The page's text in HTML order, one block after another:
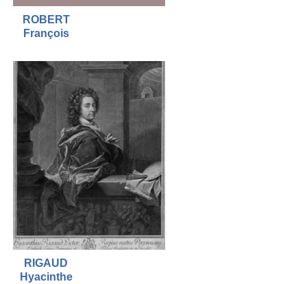
ROBERT
François
RIGAUD
Hyacinthe